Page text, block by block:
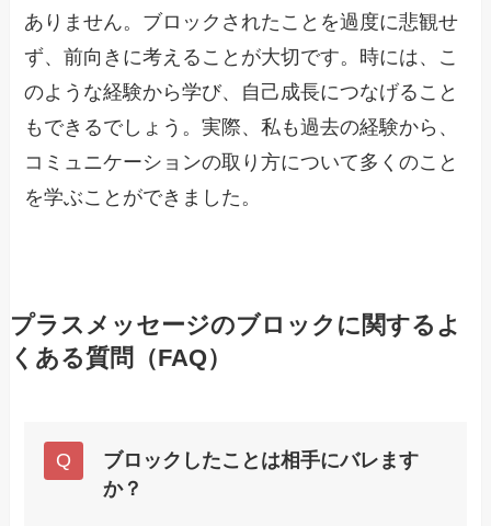
ありません。ブロックされたことを過度に悲観せ
ず、前向きに考えることが大切です。時には、こ
のような経験から学び、自己成長につなげること
もできるでしょう。実際、私も過去の経験から、
コミュニケーションの取り方について多くのこと
を学ぶことができました。
プラスメッセージのブロックに関するよ
くある質問（FAQ）
ブロックしたことは相手にバレます
か？